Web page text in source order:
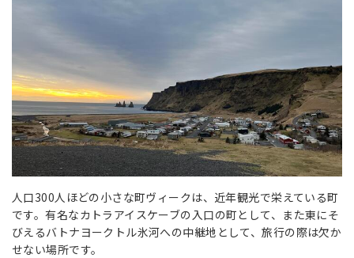
人口300人ほどの小さな町ヴィークは、近年観光で栄えている町
です。有名なカトラアイスケーブの入口の町として、また東にそ
びえるバトナヨークトル氷河への中継地として、旅行の際は欠か
せない場所です。